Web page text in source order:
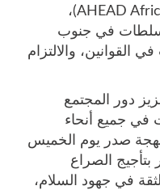
طالب تحالف منظمات إقليمية (AHEAD Africa)،
في جنوب
القوانين، والالتزام
دور المجتمع
في جميع أنحاء
صدر يوم الخميس
بتأجيج الصراع
في جهود السلام،